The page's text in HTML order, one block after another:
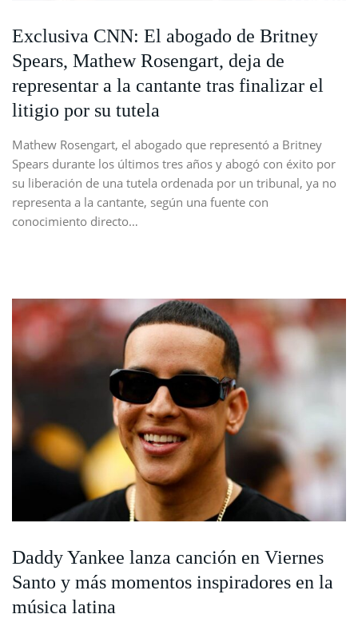
Exclusiva CNN: El abogado de Britney
Spears, Mathew Rosengart, deja de
representar a la cantante tras finalizar el
litigio por su tutela
Mathew Rosengart, el abogado que representó a Britney
Spears durante los últimos tres años y abogó con éxito por
su liberación de una tutela ordenada por un tribunal, ya no
representa a la cantante, según una fuente con
conocimiento directo…
Daddy Yankee lanza canción en Viernes
Santo y más momentos inspiradores en la
música latina